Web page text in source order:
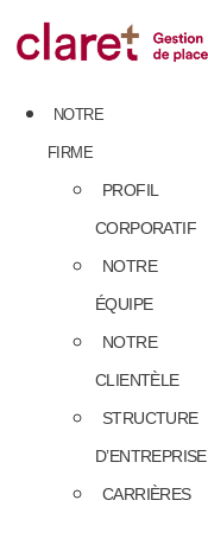
to
content
NOTRE
FIRME
PROFIL
CORPORATIF
NOTRE
ÉQUIPE
NOTRE
CLIENTÈLE
STRUCTURE
D’ENTREPRISE
CARRIÈRES